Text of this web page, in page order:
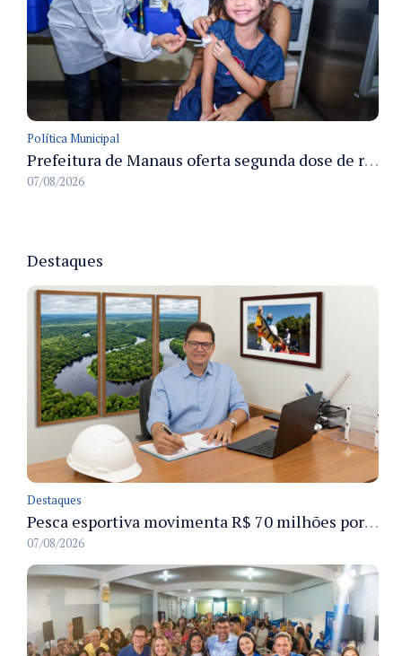
Política Municipal
Prefeitura de Manaus oferta segunda dose de reforço da vacina contra a poliomielite para crianças de 4 anos durante Campanha de Multivacinação 2026
07/08/2026
Destaques
Destaques
Pesca esportiva movimenta R$ 70 milhões por ano e ganha espaço na economia sustentável do Amazonas
07/08/2026